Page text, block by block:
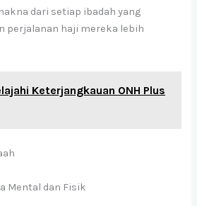
dari setiap ibadah yang
perjalanan haji mereka lebih
Keterjangkauan ONH Plus
Mental dan Fisik